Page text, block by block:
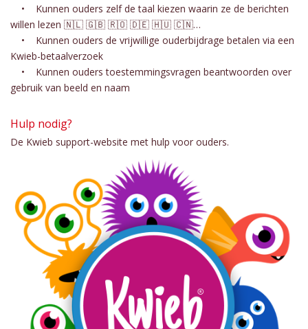
• Kunnen ouders zelf de taal kiezen waarin ze de berichten
willen lezen 🇳🇱 🇬🇧 🇷🇴 🇩🇪 🇭🇺 🇨🇳…
• Kunnen ouders de vrijwillige ouderbijdrage betalen via een
Kwieb-betaalverzoek
• Kunnen ouders toestemmingsvragen beantwoorden over
gebruik van beeld en naam
Hulp nodig?
De Kwieb support-website met hulp voor ouders.